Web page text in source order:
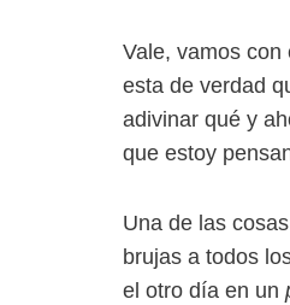
Vale, vamos
esta de verdad
adivinar qué y
que estoy
Una de las
brujas a todos
el otro día en un